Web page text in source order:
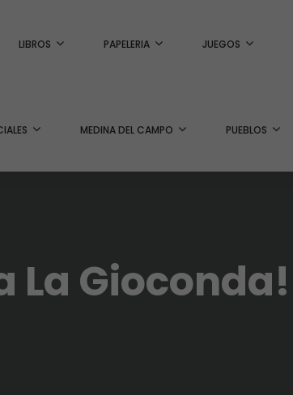
LIBROS PAPELERIA JUEGOS
MEDINA DEL CAMPO PUEBLOS
La Gioconda!